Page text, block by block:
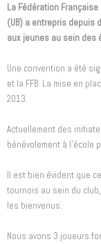
La Fédération
(UB) a entrepris depuis
aux jeunes au sein des
Une convention a été
et la FFB. La mise en
2013.
Actuellement des
bénévolement à l’école
Il est bien évident que
tournois au sein du
les bienvenus.
Nous avons 3 joueurs